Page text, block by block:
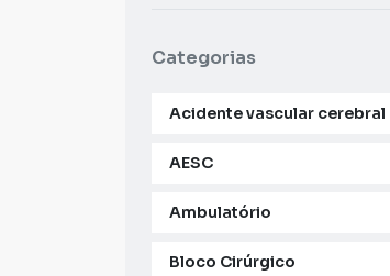
Categorias
Acidente vascular cerebral
AESC
Ambulatório
Bloco Cirúrgico